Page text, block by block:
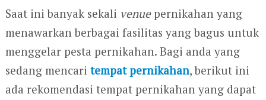
Saat ini banyak sekali venuepernikahan yang
menawarkan berbagai fasilitas yang bagus untuk
menggelar pesta pernikahan. Bagi anda yang
sedang mencari tempat pernikahan, berikut ini
ada rekomendasi tempat pernikahan yang dapat